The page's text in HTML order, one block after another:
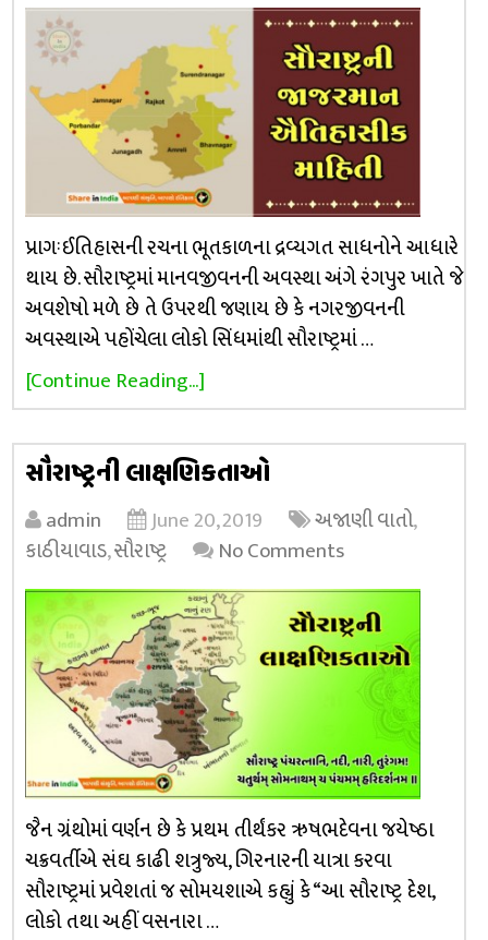
પ્રાગઃઈતિહાસની રચના ભૂતકાળના દ્રવ્યગત સાધનોને આધારે
થાય છે. સૌરાષ્ટ્રમાં માનવજીવનની અવસ્થા અંગે રંગપુર ખાતે જે
અવશેષો મળે છે તે ઉપરથી જણાય છે કે નગરજીવનની
અવસ્થાએ પહોંચેલા લોકો સિંધમાંથી સૌરાષ્ટ્રમાં …
[Continue Reading...]
સૌરાષ્ટ્રની લાક્ષણિકતાઓ
admin June 20, 2019 અજાણી વાતો,
કાઠીયાવાડ,સૌરાષ્ટ્ર No Comments
જૈન ગ્રંથોમાં વર્ણન છે કે પ્રથમ તીર્થંકર ઋષભદેવના જયેષ્ઠા
ચક્રવર્તીએ સંઘ કાઢી શત્રુજ્ય, ગિરનારની યાત્રા કરવા
સૌરાષ્ટ્રમાં પ્રવેશતાં જ સોમયશાએ કહ્યું કે “આ સૌરાષ્ટ્ર દેશ,
લોકો તથા અહીં વસનારા …